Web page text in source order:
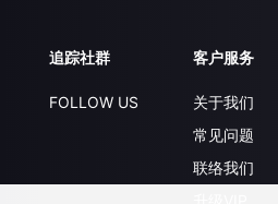
追踪社群
FOLLOW US
客户服务
关于我们
常见问题
联络我们